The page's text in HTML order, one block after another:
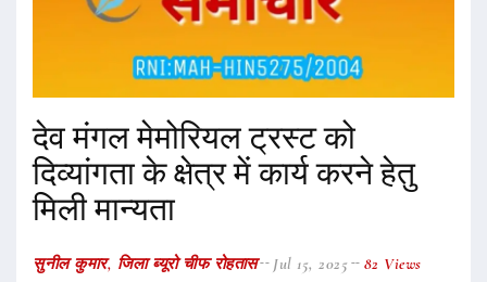
देव मंगल मेमोरियल ट्रस्ट को
दिव्यांगता के क्षेत्र में कार्य करने हेतु
मिली मान्यता
सुनील कुमार, जिला ब्यूरो चीफ रोहतास Jul 15, 2025 82 Views